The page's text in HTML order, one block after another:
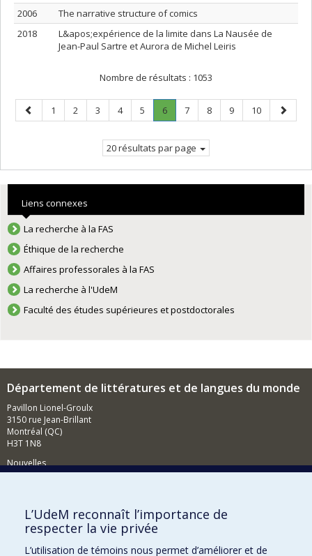
2006
The narrative structure of comics
2018
L&apos;expérience de la limite dans La Nausée de
Jean-Paul Sartre et Aurora de Michel Leiris
Nombre de résultats : 1053
Page
précédente
Page
1 Page
2 Page
3 Page
4 Page
5 Page
6.
Page
Page
7 Page
8 Page
9 Page
10
Page
20 résultats par page
Liens connexes
La recherche à la FAS
Éthique de la recherche
Affaires professorales à la FAS
La recherche à l'UdeM
Faculté des études supérieures et postdoctorales
Département de littératures et de langues du monde
Pavillon Lionel-Groulx
3150 rue Jean-Brillant
Montréal (QC)
H3T 1N8
Nouvelles
Comment soutenir le Département?
BESOIN D'AIDE?
Plan du site
L’UdeM reconnaît l’importance de
respecter la vie privée
L’utilisation de témoins nous permet d’améliorer et de